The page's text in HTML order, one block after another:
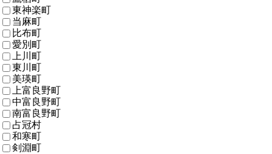
東神楽町
当麻町
比布町
愛別町
上川町
東川町
美瑛町
上富良野町
中富良野町
南富良野町
占冠村
和寒町
剣淵町